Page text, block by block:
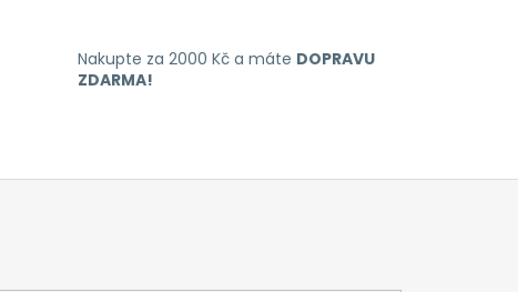
Nakupte za 2000 Kč a máte DOPRAVU
ZDARMA!